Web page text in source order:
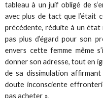
tableau à un juif obligé de
avec plus de tact que l’était
précédente, réduite à un état
pas plus d’égard pour son
envers cette femme même
donner son adresse, tout en
de sa dissimulation
doute inconsciente
pas acheter ».